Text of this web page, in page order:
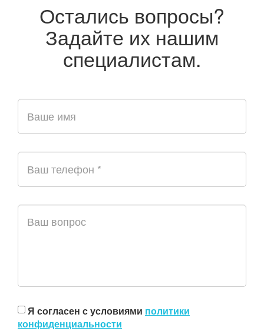
Остались вопросы?
Задайте их нашим
специалистам.
Я согласен с условиями политики
конфиденциальности